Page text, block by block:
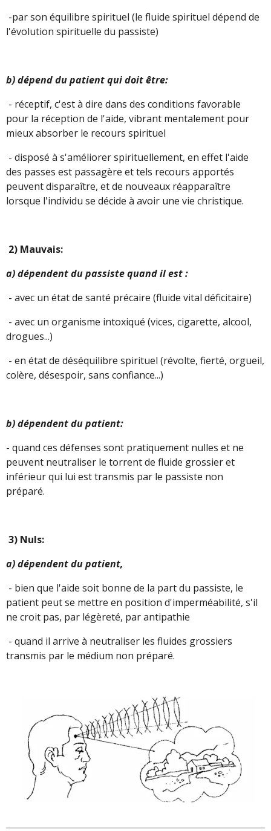
-par son équilibre spirituel (le fluide spirituel dépend de
l'évolution spirituelle du passiste)
b) dépend du patient qui doit être:
- réceptif, c'est à dire dans des conditions favorable
pour la réception de l'aide, vibrant mentalement pour
mieux absorber le recours spirituel
- disposé à s'améliorer spirituellement, en effet l'aide
des passes est passagère et tels recours apportés
peuvent disparaître, et de nouveaux réapparaître
lorsque l'individu se décide à avoir une vie christique.
2) Mauvais:
a) dépendent du passiste quand il est :
- avec un état de santé précaire (fluide vital déficitaire)
- avec un organisme intoxiqué (vices, cigarette, alcool,
drogues...)
- en état de déséquilibre spirituel (révolte, fierté, orgueil,
colère, désespoir, sans confiance...)
b) dépendent du patient:
- quand ces défenses sont pratiquement nulles et ne
peuvent neutraliser le torrent de fluide grossier et
inférieur qui lui est transmis par le passiste non
préparé.
3) Nuls:
a) dépendent du patient,
- bien que l'aide soit bonne de la part du passiste, le
patient peut se mettre en position d'imperméabilité, s'il
ne croit pas, par légèreté, par antipathie
- quand il arrive à neutraliser les fluides grossiers
transmis par le médium non préparé.